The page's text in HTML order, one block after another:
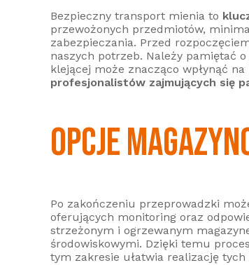
Bezpieczny transport mienia to
przewożonych przedmiotów,
zabezpieczania. Przed
naszych potrzeb. Należy pamiętać
klejącej może znacząco wpłynąć
profesjonalistów zajmujących się
OPCJE
Po zakończeniu przeprowadzki
oferujących monitoring oraz
strzeżonym i ogrzewanym
środowiskowymi. Dzięki temu
tym zakresie ułatwia realizację